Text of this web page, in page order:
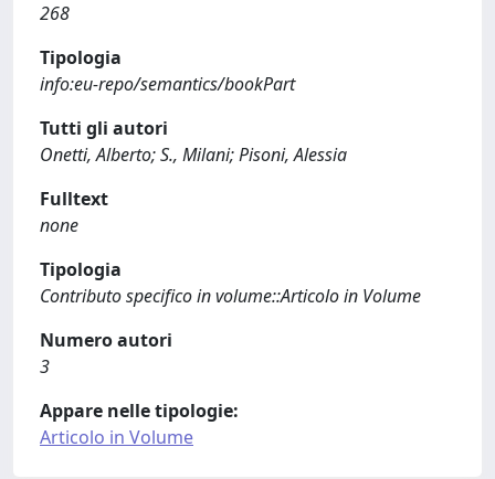
268
Tipologia
info:eu-repo/semantics/bookPart
Tutti gli autori
Onetti, Alberto; S., Milani; Pisoni, Alessia
Fulltext
none
Tipologia
Contributo specifico in volume::Articolo in Volume
Numero autori
3
Appare nelle tipologie:
Articolo in Volume